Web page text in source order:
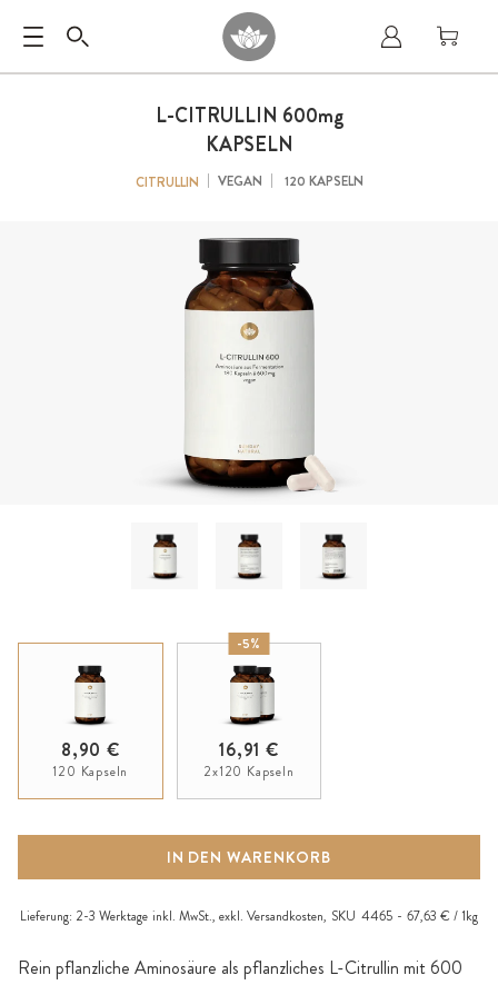
L-CITRULLIN 600mg
KAPSELN
CITRULLIN VEGAN 120 KAPSELN
Rein pflanzliche Aminosäure als pflanzliches L-Citrullin mit 600
8,90 €
120 Kapseln
-5%
16,91 €
2x120 Kapseln
IN DEN WARENKORB
Lieferung: 2-3 Werktage inkl. MwSt., exkl. Versandkosten, SKU 4465 67,63 € / 1kg